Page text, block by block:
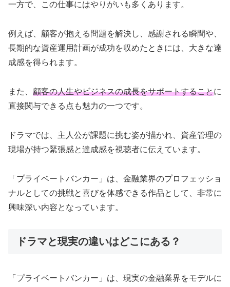
一方で、この仕事にはやりがいも多くあります。
例えば、顧客が抱える問題を解決し、感謝される瞬間や、
長期的な資産運用計画が成功を収めたときには、大きな達
成感を得られます。
また、 顧客の人生やビジネスの成長をサポートすることに
直接関与できる点も魅力の一つです。
ドラマでは、主人公が課題に挑む姿が描かれ、資産管理の
現場が持つ緊張感と達成感を視聴者に伝えています。
「プライベートバンカー」は、金融業界のプロフェッショ
ナルとしての挑戦と喜びを体感できる作品として、非常に
興味深い内容となっています。
ドラマと現実の違いはどこにある？
「プライベートバンカー」は、現実の金融業界をモデルに